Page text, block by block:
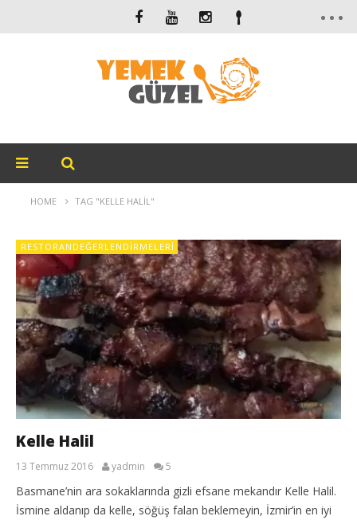
HOME TAG "KELLE HALIL"
RESTORANDEĞERLENDIRMELERI
Kelle Halil
13 Temmuz 2016 yadmin 5
Basmane’nin ara sokaklarında gizli efsane mekandır Kelle Halil.
İsmine aldanıp da kelle, söğüş falan beklemeyin, İzmir’in en iyi